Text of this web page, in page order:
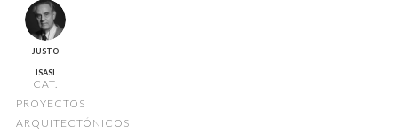
JUSTO
ISASI
CAT.
PROYECTOS
ARQUITECTÓNICOS